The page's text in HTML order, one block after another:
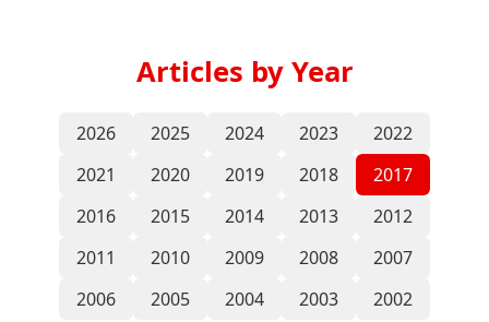
Articles by Year
2026 2025 2024 2023
2022
2021
2020 2019 2018
2017
2016
2015 2014 2013
2012
2011
2010 2009 2008
2007
2006
2005 2004 2003 2002